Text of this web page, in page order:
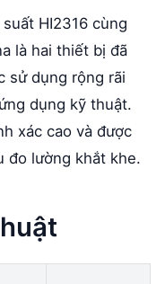
HI2316 cùng
là hai thiết bị đã
sử dụng rộng rãi
dụng kỹ thuật.
xác cao và được
đo lường khắt khe.